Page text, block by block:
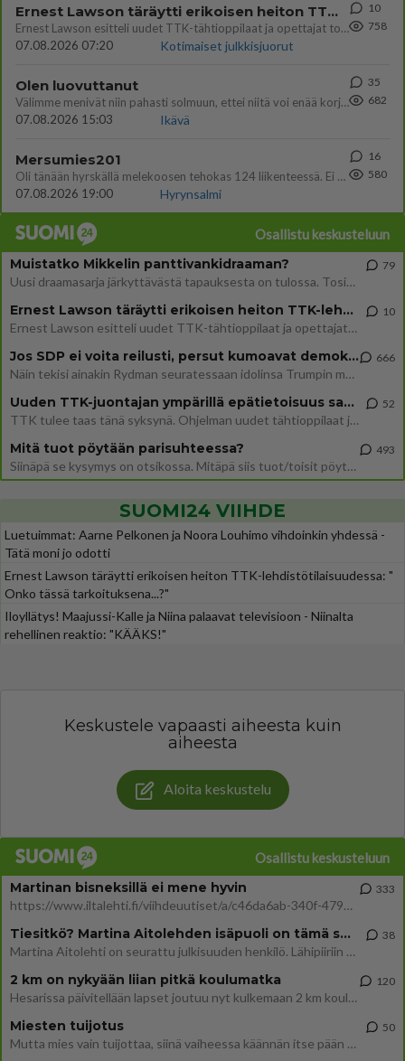
Ernest Lawson täräytti erikoisen heiton TTK-lehdistötilaisuudessa: " Onko tässä tarkoituksena...?"
Ernest Lawson esitteli uudet TTK-tähtioppilaat ja opettajat torstaina 6.8. lehdistölle. Tulevalla kaudella on yksi hausk
07.08.2026 07:20
Kotimaiset julkkisjuorut
10
758
Olen luovuttanut
Välimme menivät niin pahasti solmuun, ettei niitä voi enää korjata. On aika jatkaa elämässä eteenpäin. Toivon sulle kaik
07.08.2026 15:03
Ikävä
35
682
Mersumies201
Oli tänään hyrskällä melekoosen tehokas 124 liikenteessä. Ei paljon vastamäki haitannu....
07.08.2026 19:00
Hyrynsalmi
16
580
Osallistu keskusteluun
Muistatko Mikkelin panttivankidraaman?
Uusi draamasarja järkyttävästä tapauksesta on tulossa. Tositapahtumiin perustuva sarja ammentaa vuoden 1986 Mikkelin pan
79
Ernest Lawson täräytti erikoisen heiton TTK-lehdistötilaisuudessa: " Onko tässä tarkoituksena...?"
Ernest Lawson esitteli uudet TTK-tähtioppilaat ja opettajat torstaina 6.8. lehdistölle. Tulevalla kaudella on yksi hausk
10
Jos SDP ei voita reilusti, persut kumoavat demokratian Suomesta
Näin tekisi ainakin Rydman seuratessaan idolinsa Trumpin mallia https://www.is.fi/politiikka/art-2000012187244.html
666
Uuden TTK-juontajan ympärillä epätietoisuus sakenee - Nyt MTV hämmentää soppaa
TTK tulee taas tänä syksynä. Ohjelman uudet tähtioppilaat julkistetaan torstaina 6. elokuuta klo 14 alkavassa lehdistö
52
Mitä tuot pöytään parisuhteessa?
Siinäpä se kysymys on otsikossa. Mitäpä siis tuot/toisit pöytään parisuhteessa? Oletko mies vai nainen? Koetko sen mitä
493
SUOMI24 VIIHDE
Luetuimmat: Aarne Pelkonen ja Noora Louhimo vihdoinkin yhdessä -
Tätä moni jo odotti
Ernest Lawson täräytti erikoisen heiton TTK-lehdistötilaisuudessa: "
Onko tässä tarkoituksena...?"
Iloyllätys! Maajussi-Kalle ja Niina palaavat televisioon - Niinalta
rehellinen reaktio: "KÄÄKS!"
Keskustele vapaasti aiheesta kuin
aiheesta
Aloita keskustelu
Osallistu keskusteluun
Martinan bisneksillä ei mene hyvin
https://www.iltalehti.fi/viihdeuutiset/a/c46da6ab-340f-4790-aaa7-0865eed2336 Yrityksen konkurssihakemus on tullut kärä
333
Tiesitkö? Martina Aitolehden isäpuoli on tämä suosittu laulaja
Martina Aitolehti on seurattu julkisuuden henkilö. Lähipiiriin mahtuu muitakin tunnettuja henkilöitä. Tiesitkö, että Ma
38
2 km on nykyään liian pitkä koulumatka
Hesarissa päivitellään lapset joutuu nyt kulkemaan 2 km kouluun jösses. Ruostefillarilla tuo matka menee vaikka miten äk
120
Miesten tuijotus
Mutta mies vain tuijottaa, siinä vaiheessa käännän itse pään pois. Mikä juttu? Yleensä jos joku tuijottaa tai katsoo, hä
50